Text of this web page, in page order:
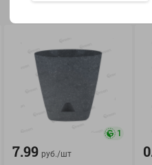
Оплата
1
7.99 руб./шт